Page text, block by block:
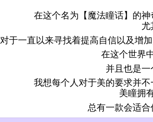
在这个名为【魔法瞳话】的
尤
对于一直以来寻找着提高自信以及增
在这个世界
并且也是
我想每个人对于美的要求并不
美瞳拥
总有一款会适合